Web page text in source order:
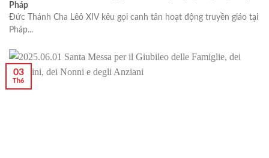
Pháp
Đức Thánh Cha Lêô XIV kêu gọi canh tân hoạt động truyền giáo tại
Pháp...
03
Th6